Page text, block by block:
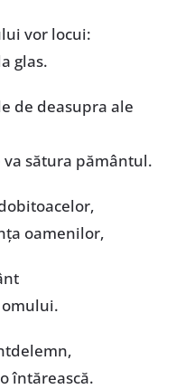
vor locui:
glas.
de deasupra ale
sătura pământul.
oamenilor,
întărească.